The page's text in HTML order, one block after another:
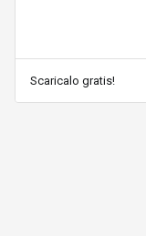
Scaricalo gratis!